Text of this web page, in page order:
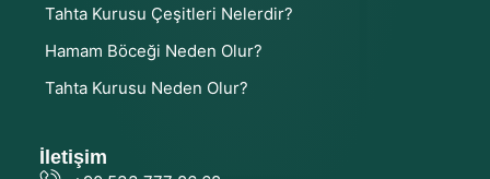
Tahta Kurusu Çeşitleri Nelerdir?
Hamam Böceği Neden Olur?
Tahta Kurusu Neden Olur?
İletişim